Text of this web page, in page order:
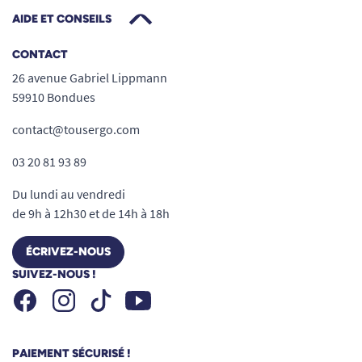
de rupture.
vêtements habituels grâce à un
maintien efficacequi la fixe en douceur, évitant
tout glissement lors des déplacements.
dermatologiquement
Testé dermatologiquement
minimiser les risques d’allergie ou
d’irritation.
compris chez les personnes sensibles.
AIDE ET CONSEILS
CONTACT
26 avenue Gabriel Lippmann
59910 Bondues
contact@tousergo.com
03 20 81 93 89
Du lundi au vendredi
de 9h à 12h30 et de 14h à 18h
ÉCRIVEZ-NOUS
SUIVEZ-NOUS !
FacebookInstagramTiktok Youtube
PAIEMENT SÉCURISÉ !